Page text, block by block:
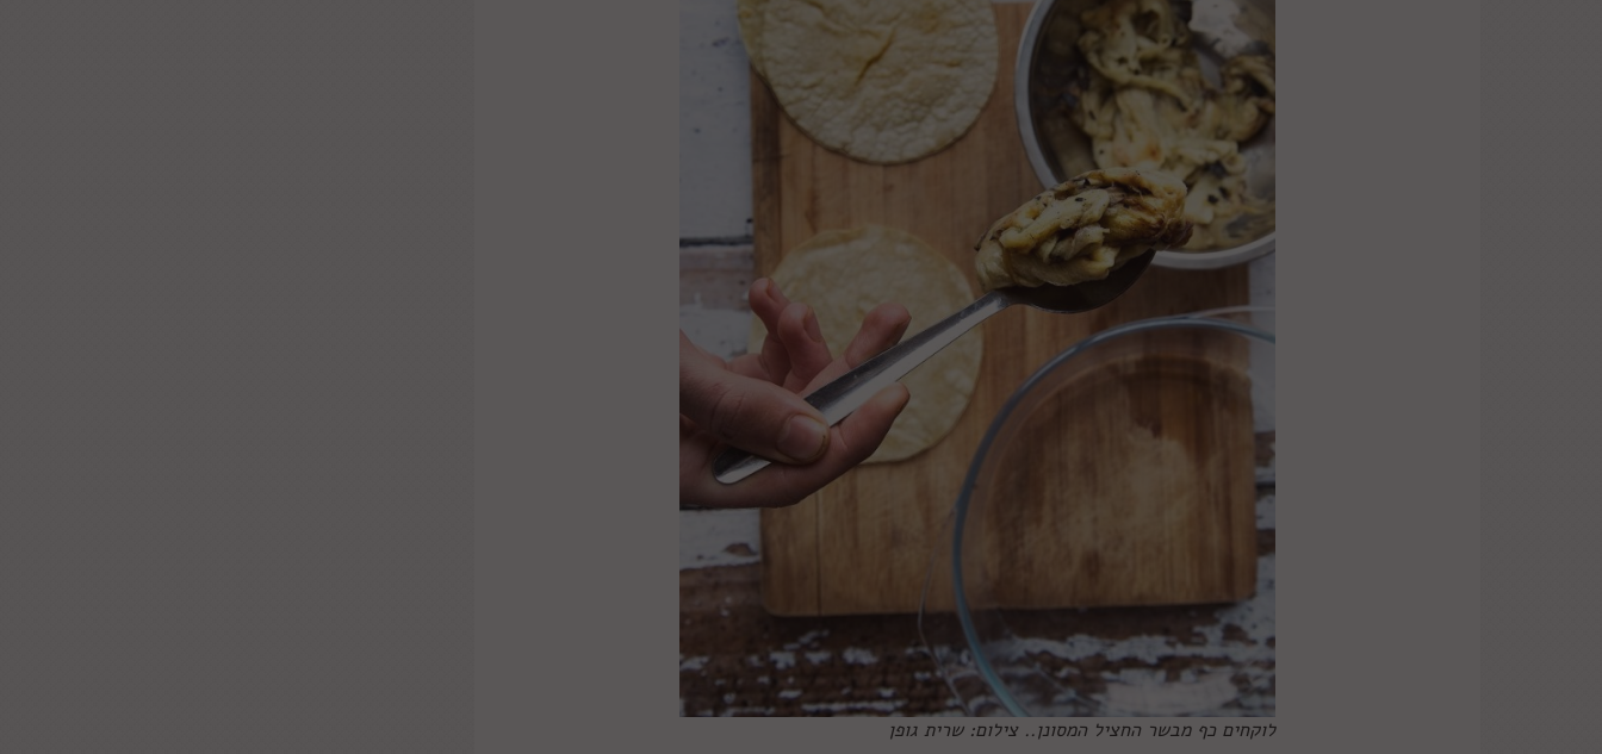
לוקחים כף מבשר החציל המסונן.. צילום: שרית גופן